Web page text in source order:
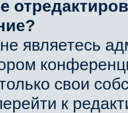
являетесь
свои
к